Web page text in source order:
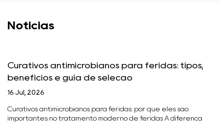
Notícias
Curativos antimicrobianos para feridas: tipos,
benefícios e guia de seleção
16 Jul, 2026
Curativos antimicrobianos para feridas: por que eles são
importantes no tratamento moderno de feridas A diferença